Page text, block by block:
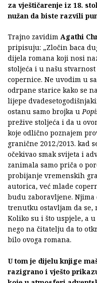
za vještičarenje iz 18.
nužan da biste razvili
Trajno zavidim Agathi
pripisuju: „Zločin baca
dijela romana koji nosi
stoljeća i u našu
copernice. Ne uvodim u
odrpane starice kako se
lijepe
ostanu samo brojka u
prežive stoljeća i da u
koje odlično poznajem
granične 2012./2013. kad
očekivao smak svijeta i
zanimala samo priča o
probijanje vremenskih
autorica, već mlade
budu zaboravljene.
trenutku ostavljam da se,
Koliko su i što uspjele, a
nego na čitatelju da to
bilo ovoga romana.
U tom je dijelu knjige
razigrano i vješto